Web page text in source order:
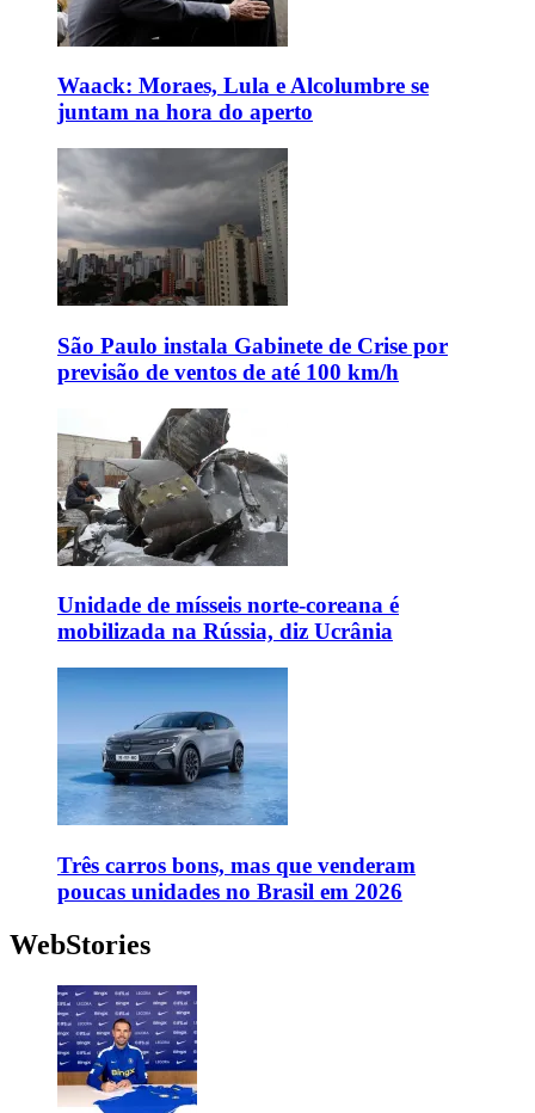
Waack: Moraes, Lula e Alcolumbre se
juntam na hora do aperto
São Paulo instala Gabinete de Crise por
previsão de ventos de até 100 km/h
Unidade de mísseis norte-coreana é
mobilizada na Rússia, diz Ucrânia
Três carros bons, mas que venderam
poucas unidades no Brasil em 2026
WebStories